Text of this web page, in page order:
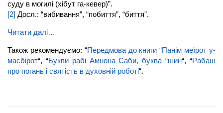
суду в могилі (хібут га-кевер)”.
[2] Досл.: “вибивання”, “побиття”, “биття”.
Читати далі…
Також рекомендуємо: “Передмова до книги “Панім меїрот у-
масбірот“, “Букви рабі Амнона Саби, буква “шин“, “Рабаш
про погань і святість в духовній роботі“.